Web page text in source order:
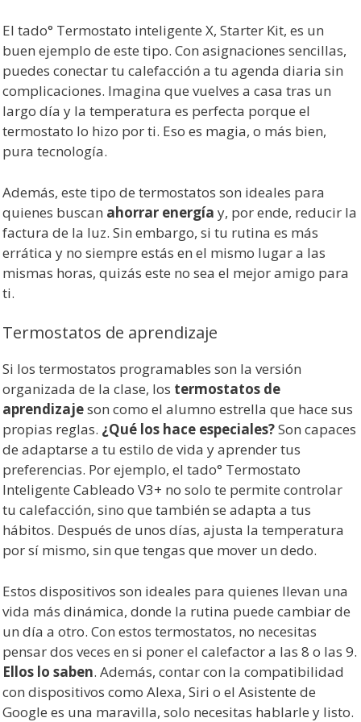
El tado° Termostato inteligente X, Starter Kit, es un
buen ejemplo de este tipo. Con asignaciones sencillas,
puedes conectar tu calefacción a tu agenda diaria sin
complicaciones. Imagina que vuelves a casa tras un
largo día y la temperatura es perfecta porque el
termostato lo hizo por ti. Eso es magia, o más bien,
pura tecnología.
Además, este tipo de termostatos son ideales para
quienes buscan ahorrar energía y, por ende, reducir la
factura de la luz. Sin embargo, si tu rutina es más
errática y no siempre estás en el mismo lugar a las
mismas horas, quizás este no sea el mejor amigo para
ti.
Termostatos de aprendizaje
Si los termostatos programables son la versión
organizada de la clase, los termostatos de
aprendizajeson como el alumno estrella que hace sus
propias reglas. ¿Qué los hace especiales?Son capaces
de adaptarse a tu estilo de vida y aprender tus
preferencias. Por ejemplo, el tado° Termostato
Inteligente Cableado V3+ no solo te permite controlar
tu calefacción, sino que también se adapta a tus
hábitos. Después de unos días, ajusta la temperatura
por sí mismo, sin que tengas que mover un dedo.
Estos dispositivos son ideales para quienes llevan una
vida más dinámica, donde la rutina puede cambiar de
un día a otro. Con estos termostatos, no necesitas
pensar dos veces en si poner el calefactor a las 8 o las 9.
Ellos lo saben. Además, contar con la compatibilidad
con dispositivos como Alexa, Siri o el Asistente de
Google es una maravilla, solo necesitas hablarle y listo.